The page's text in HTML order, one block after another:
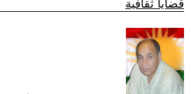
قضايا ثقافية